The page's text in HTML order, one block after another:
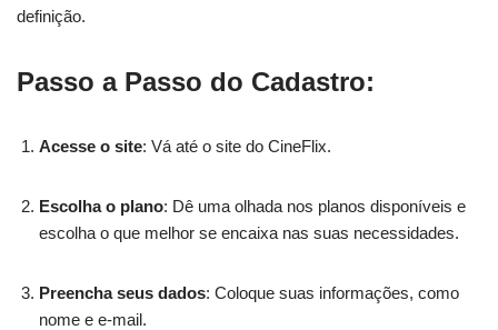
definição.
Passo a Passo do Cadastro:
Acesse o site: Vá até o site do CineFlix.
Escolha o plano: Dê uma olhada nos planos disponíveis e
escolha o que melhor se encaixa nas suas necessidades.
Preencha seus dados: Coloque suas informações, como
nome e e-mail.